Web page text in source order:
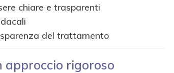
chiare e trasparenti
del trattamento
approccio rigoroso